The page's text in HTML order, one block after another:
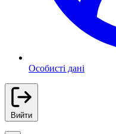
Особисті дані
Вийти